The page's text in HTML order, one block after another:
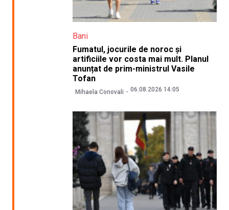
Bani
Fumatul, jocurile de noroc și
artificiile vor costa mai mult. Planul
anunțat de prim-ministrul Vasile
Tofan
Mihaela Conovali 06.08.2026 14:05